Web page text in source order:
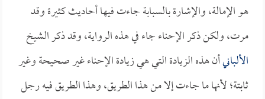
هو الإمالة، والإشارة بالسبابة جاءت فيها أحاديث كثيرة وقد
مرت، ولكن ذكر الإحناء جاء في هذه الرواية، وقد ذكر الشيخ
الألبانيأن هذه الزيادة التي هي زيادة الإحناء غير صحيحة وغير
ثابتة؛ لأنها ما جاءت إلا من هذا الطريق، وهذا الطريق فيه رجل